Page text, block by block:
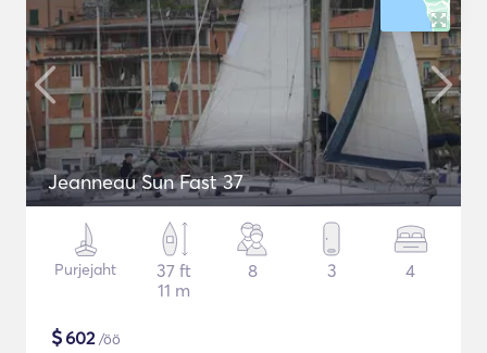
Jeanneau Sun Fast 37
Purjejaht
37 ft
11 m
8 3 4
$602/öö